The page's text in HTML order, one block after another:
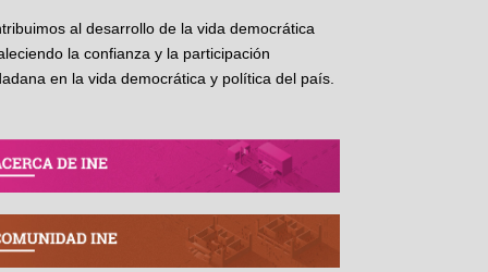
al desarrollo de la vida democrática
la confianza y la participación
en la vida democrática y política del país.